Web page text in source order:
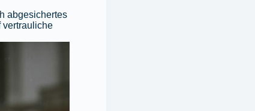
abgesichertes
vertrauliche